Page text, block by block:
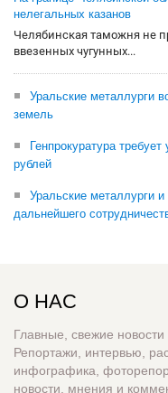
нелегальных казанов
Челябинская таможня не
ввезенных чугунных...
Уральские металлурги
земель
Генпрокуратура
рублей
Уральские металлурги
дальнейшего
О НАС
Главные, свежие
Репортажи, интервью,
инфографика,
новости, мнения и